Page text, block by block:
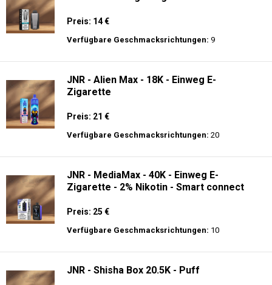
Preis: 14 €
Verfügbare Geschmacksrichtungen: 9
JNR - Alien Max - 18K - Einweg E-
Zigarette
Preis: 21 €
Verfügbare Geschmacksrichtungen: 20
JNR - MediaMax - 40K - Einweg E-
Zigarette - 2% Nikotin - Smart connect
Preis: 25 €
Verfügbare Geschmacksrichtungen: 10
JNR - Shisha Box 20.5K - Puff